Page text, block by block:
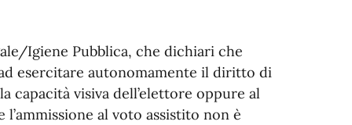
Igiene Pubblica, che dichiari che
esercitare autonomamente il diritto di
capacità visiva dell’elettore oppure al
al voto assistito non è